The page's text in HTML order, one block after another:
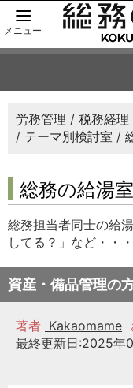
メニュー
労務管理 税務経理
テーマ別検討室
総務の給湯室
総務担当者同士の給
してる？」など・・
資産・備品管理の
著者 Kakaomame
最終更新日:2025年